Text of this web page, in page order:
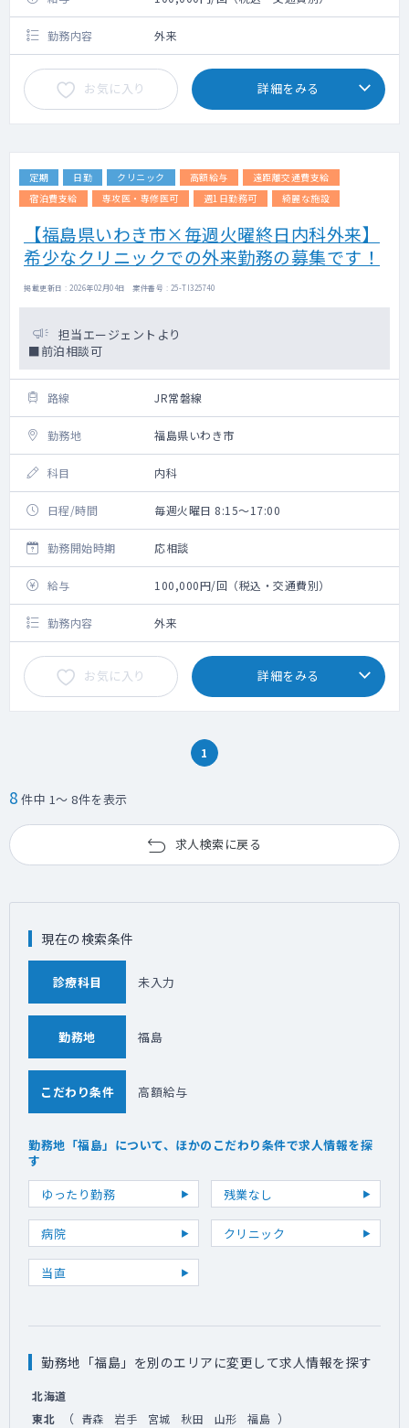
勤務内容 外来
お気に入り 詳細をみる
定期 日勤 クリニック 高額給与
遠距離交通費支給
宿泊費支給
専攻医・専修医可 週1日勤務可 綺麗な施設
【福島県いわき市×毎週火曜終日内科外来】
希少なクリニックでの外来勤務の募集です！
掲載更新日 : 2026年02月04日 案件番号 : 25-TI325740
担当エージェントより
■前泊相談可
路線 JR常磐線
勤務地 福島県いわき市
科目 内科
日程/時間 毎週火曜日 8:15～17:00
勤務開始時期 応相談
給与 100,000円/回（税込・交通費別）
勤務内容 外来
お気に入り 詳細をみる
1
8 件中 1～ 8件を表示
求人検索に戻る
現在の検索条件
診療科目 未入力
勤務地 福島
こだわり条件 高額給与
勤務地「福島」について、ほかのこだわり条件で求人情報を探
す
ゆったり勤務
残業なし
病院 クリニック
当直
勤務地「福島」を別のエリアに変更して求人情報を探す
北海道
東北
（ 青森 岩手 宮城 秋田 山形 福島 ）